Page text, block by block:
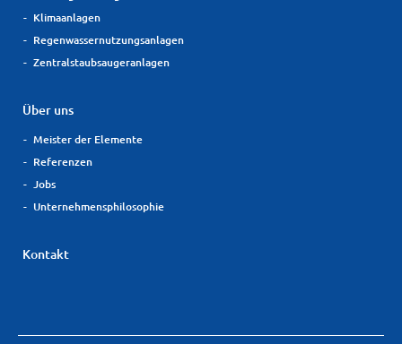
Klimaanlagen
Regenwassernutzungsanlagen
Zentralstaubsaugeranlagen
Über uns
Meister der Elemente
Referenzen
Jobs
Unternehmensphilosophie
Kontakt